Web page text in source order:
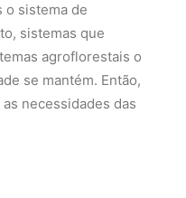
o sistema de
sistemas que
agroflorestais o
se mantém. Então,
necessidades das